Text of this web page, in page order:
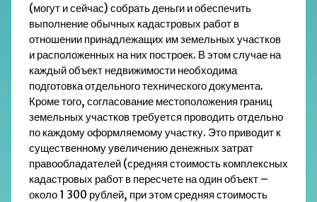
(могут и сейчас) собрать деньги и обеспечить
выполнение обычных кадастровых работ в
отношении принадлежащих им земельных участков
и расположенных на них построек. В этом случае на
каждый объект недвижимости необходима
подготовка отдельного технического документа.
Кроме того, согласование местоположения границ
земельных участков требуется проводить отдельно
по каждому оформляемому участку. Это приводит к
существенному увеличению денежных затрат
правообладателей (средняя стоимость комплексных
кадастровых работ в пересчете на один объект –
около 1 300 рублей, при этом средняя стоимость